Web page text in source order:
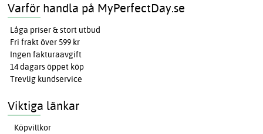
Varför handla på MyPerfectDay.se
Låga priser & stort utbud
Fri frakt över 599 kr
Ingen fakturaavgift
14 dagars öppet köp
Trevlig kundservice
Viktiga länkar
Köpvillkor